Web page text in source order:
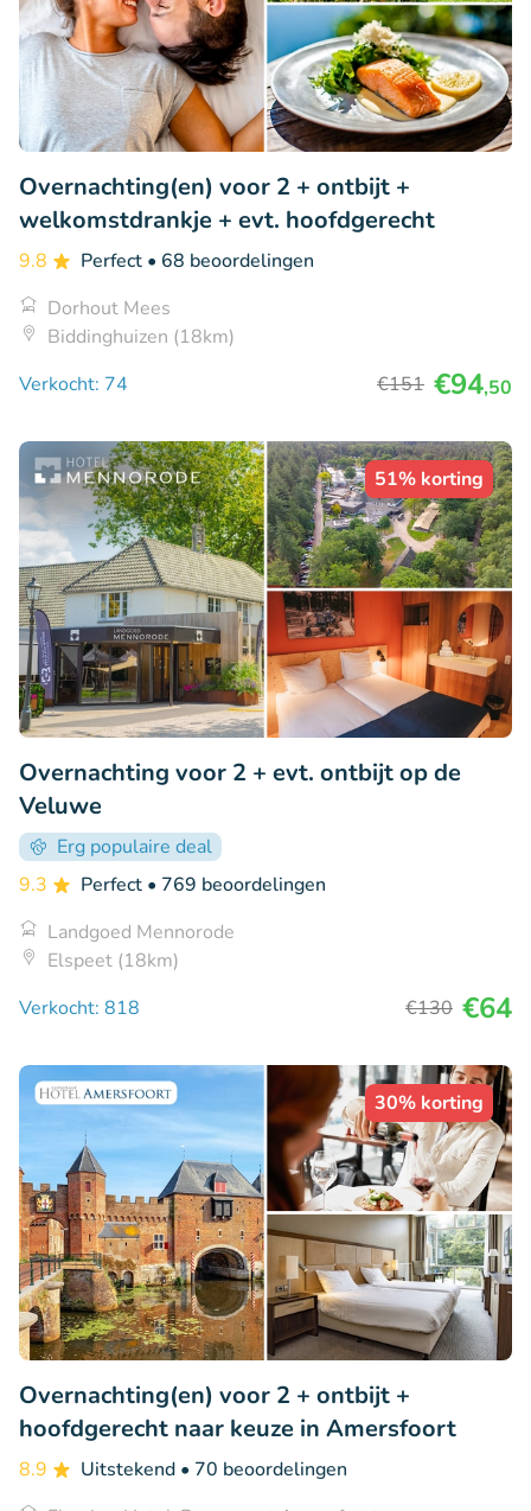
Overnachting(en) voor 2 + ontbijt +
welkomstdrankje + evt. hoofdgerecht
9.8 Perfect • 68 beoordelingen
Dorhout Mees
Biddinghuizen (18km)
Verkocht: 74
€151 €94,50
51% korting
Overnachting voor 2 + evt. ontbijt op de
Veluwe
Erg populaire deal
9.3
Perfect • 769 beoordelingen
Landgoed Mennorode
Elspeet (18km)
Verkocht: 818
€130 €64
30% korting
Overnachting(en) voor 2 + ontbijt +
hoofdgerecht naar keuze in Amersfoort
8.9 Uitstekend • 70 beoordelingen